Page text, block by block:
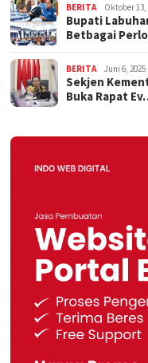
BERITA Oktober 13,
Bupati
Betbagai
BERITA Juni 6, 2025
Sekjen
Buka Rapat